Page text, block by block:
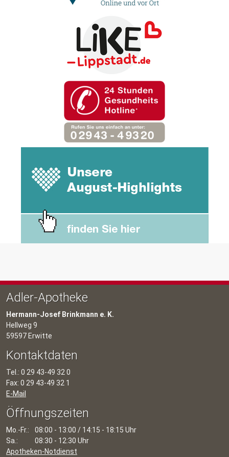
Adler-Apotheke
Hermann-Josef Brinkmann e. K.
Hellweg 9
59597 Erwitte
Kontaktdaten
Tel.: 0 29 43-49 32 0
Fax: 0 29 43-49 32 1
E-Mail
Öffnungszeiten
Mo.-Fr.:
08:00 - 13:00 / 14:15 - 18:15 Uhr
Sa.:
08:30 - 12:30 Uhr
Apotheken-Notdienst